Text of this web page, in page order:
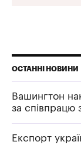
ОСТАННІ НОВИНИ
Вашингтон
за співпрацю
Експорт